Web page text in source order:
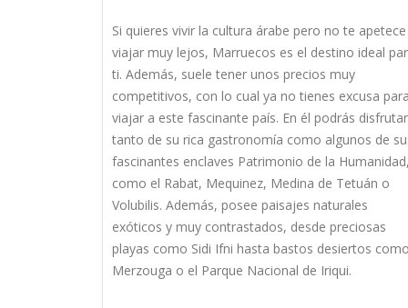
Si quieres vivir la cultura árabe pero no te apetece
viajar muy lejos, Marruecos es el destino ideal
ti. Además, suele tener unos precios muy
competitivos, con lo cual ya no tienes excusa para
viajar a este fascinante país. En él podrás disfrutar
tanto de su rica gastronomía como algunos de
fascinantes enclaves Patrimonio de la Humanidad,
como el Rabat, Mequinez, Medina de Tetuán o
Volubilis. Además, posee paisajes naturales
exóticos y muy contrastados, desde preciosas
playas como Sidi Ifni hasta bastos desiertos como
Merzouga o el Parque Nacional de Iriqui.